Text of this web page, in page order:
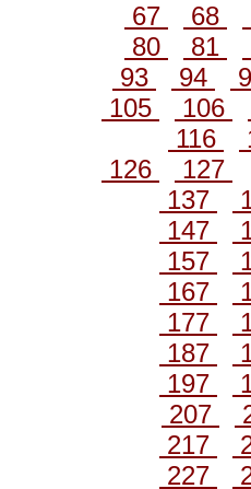
67
68
80
81
93
94
105
106
116
126
127
137
147
157
167
177
187
197
207
217
227